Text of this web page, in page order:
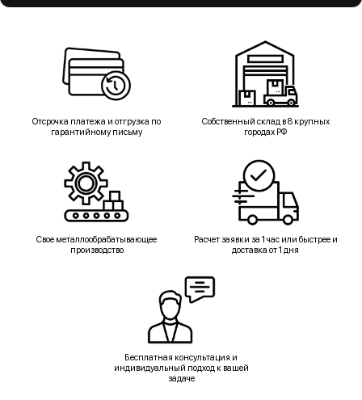
Отсрочка платежа и отгрузка по
гарантийному письму
Собственный склад в 8 крупных
городах РФ
Свое металлообрабатывающее
производство
Расчет заявки за 1 час или быстрее и
доставка от 1 дня
Бесплатная консультация и
индивидуальный подход к вашей
задаче